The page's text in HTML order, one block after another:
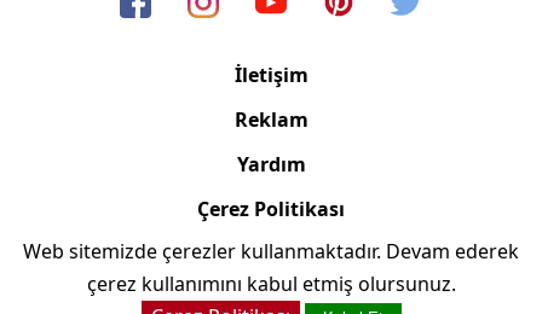
İletişim
Reklam
Yardım
Çerez Politikası
Copyright © 2006/2024 Canlimobeseizle.net
Web sitemizde çerezler kullanmaktadır. Devam ederek
çerez kullanımını kabul etmiş olursunuz.